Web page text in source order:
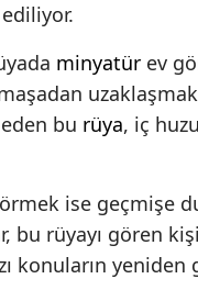
minyatür ev
bu rüya, iç
ise geçmişe
bu rüyayı gören
konuların